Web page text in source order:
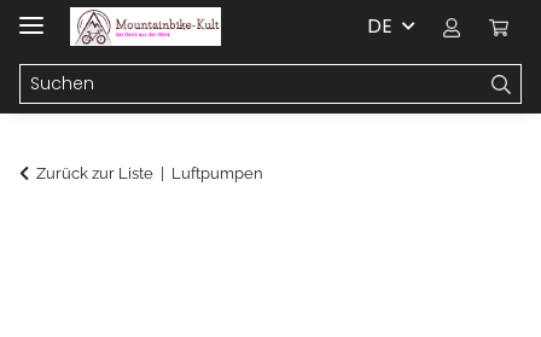
DE
Zurück zur Liste Luftpumpen